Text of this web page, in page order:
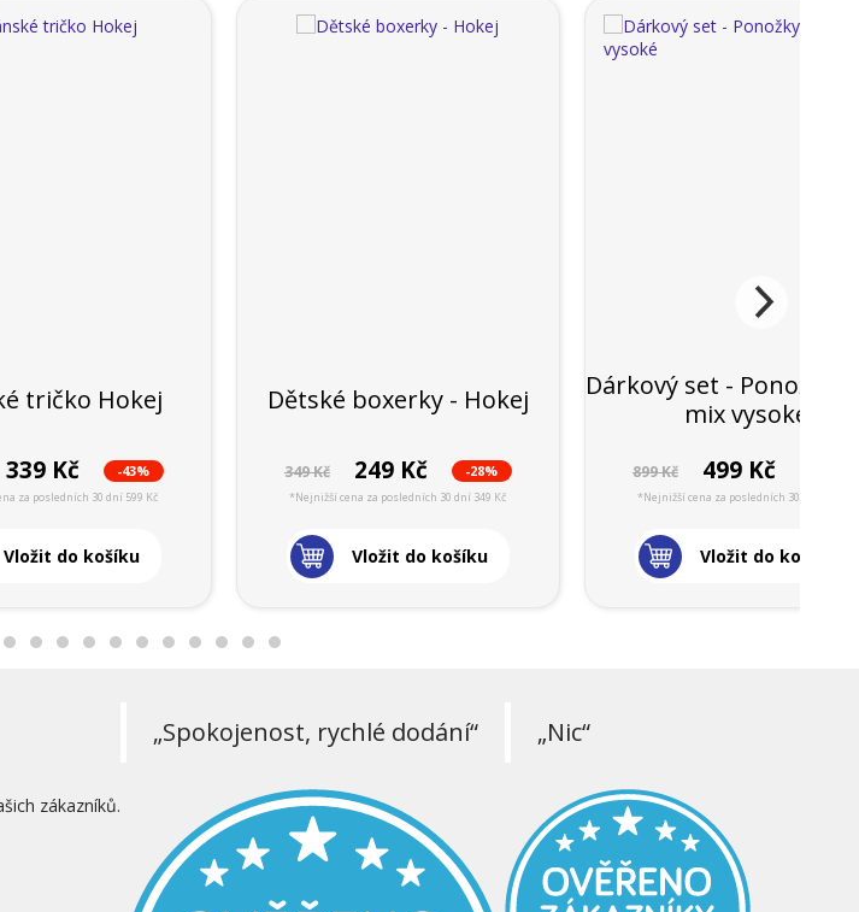
tričko Hokej
339 Kč -43%
za posledních 30 dní 599 Kč
Vložit do košíku
Dětské boxerky - Hokej
349 Kč 249 Kč -28%
*Nejnižší cena za posledních 30 dní 349 Kč
Vložit do košíku
Dárkový set - Ponožky
mix vysoké
899 Kč 499 Kč
*Nejnižší cena za posledních 30 dní 899 Kč
Vložit do košíku
zákazníků.
„Spokojenost, rychlé dodání“ „Nic“